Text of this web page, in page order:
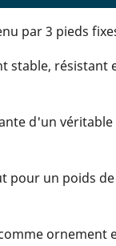
par 3 pieds
stable, résistant
d'un véritable
pour un poids
ornement